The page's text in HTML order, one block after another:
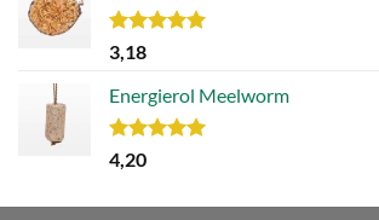
Waardering
5.00
3,18
Energierol Meelworm
Waardering
5.00
4,20